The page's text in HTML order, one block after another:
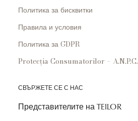
Политика за бисквитки
Правила и условия
Политика за GDPR
Protecția Consumatorilor – A.N.P.C.
СВЪРЖЕТЕ СЕ С НАС
Представителите на TEILOR